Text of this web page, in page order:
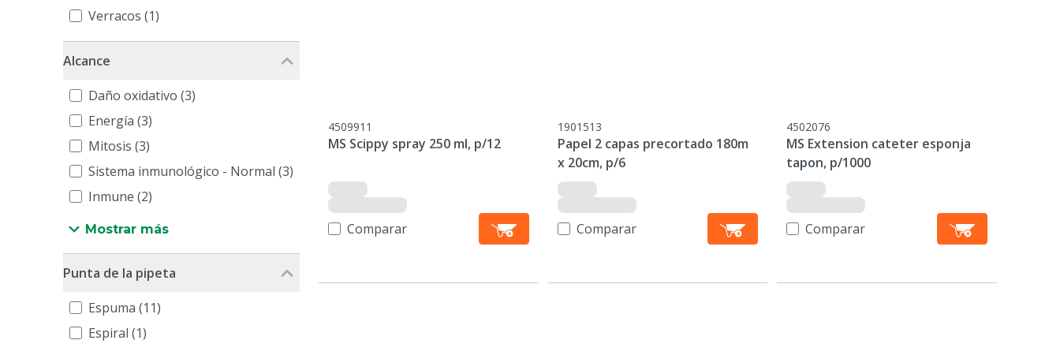
Verracos (1)
Alcance
Daño oxidativo (3)
Energía (3)
Mitosis (3)
Sistema inmunológico - Normal (3)
Inmune (2)
Mostrar más
Punta de la pipeta
Espuma (11)
Espiral (1)
4509911
MS Scippy spray 250 ml, p/12
Comparar
1901513
Papel 2 capas precortado 180m
x 20cm, p/6
Comparar
4502076
MS Extension cateter esponja
tapon, p/1000
Comparar